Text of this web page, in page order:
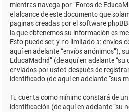
mientras navega por “Foros de
el alcance de este documento que
páginas creadas por el software
la que obtenemos su información es
Esto puede ser, y no limitado a: envíos
aquí en adelante “envíos anónimos”),
EducaMadrid” (de aquí en adelante “su
enviados por usted después de
identificado (de aquí en adelante “sus
Tu cuenta como mínimo constará de
identificación (de aquí en adelante “su